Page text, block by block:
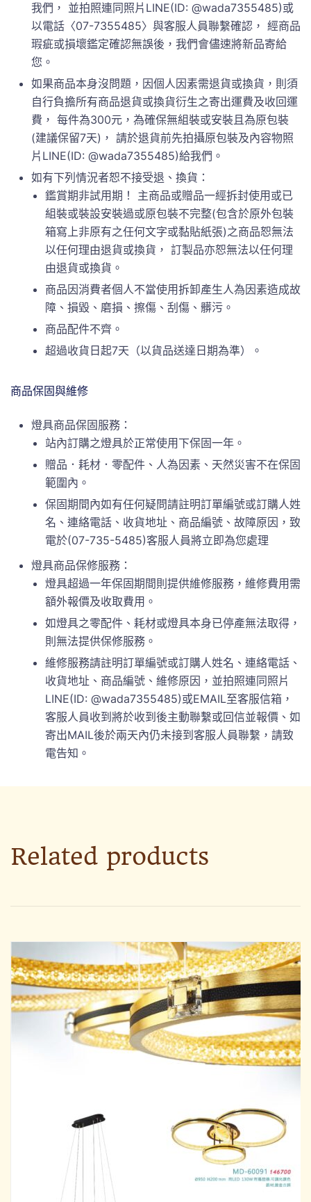
我們， 並拍照連同照片LINE(ID: @wada7355485)或
以電話〈07-7355485〉與客服人員聯繫確認， 經商品
瑕疵或損壞鑑定確認無誤後，我們會儘速將新品寄給
您。
如果商品本身沒問題，因個人因素需退貨或換貨，則須
自行負擔所有商品退貨或換貨衍生之寄出運費及收回運
費， 每件為300元，為確保無組裝或安裝且為原包裝
(建議保留7天)， 請於退貨前先拍攝原包裝及內容物照
片LINE(ID: @wada7355485)給我們。
如有下列情況者恕不接受退、換貨：
鑑賞期非試用期！ 主商品或贈品一經拆封使用或已
組裝或裝設安裝過或原包裝不完整(包含於原外包裝
箱寫上非原有之任何文字或黏貼紙張)之商品恕無法
以任何理由退貨或換貨， 訂製品亦恕無法以任何理
由退貨或換貨。
商品因消費者個人不當使用拆卸產生人為因素造成故
障、損毀、磨損、擦傷、刮傷、髒污。
商品配件不齊。
超過收貨日起7天（以貨品送達日期為準）。
商品保固與維修
燈具商品保固服務：
站內訂購之燈具於正常使用下保固一年。
贈品．耗材．零配件、人為因素、天然災害不在保固
範圍內。
保固期間內如有任何疑問請註明訂單編號或訂購人姓
名、連絡電話、收貨地址、商品編號、故障原因，致
電於(07-735-5485)客服人員將立即為您處理
燈具商品保修服務：
燈具超過一年保固期間則提供維修服務，維修費用需
額外報價及收取費用。
如燈具之零配件、耗材或燈具本身已停產無法取得，
則無法提供保修服務。
維修服務請註明訂單編號或訂購人姓名、連絡電話、
收貨地址、商品編號、維修原因，並拍照連同照片
LINE(ID: @wada7355485)或EMAIL至客服信箱，
客服人員收到將於收到後主動聯繫或回信並報價、如
寄出MAIL後於兩天內仍未接到客服人員聯繫，請致
電告知。
Related products